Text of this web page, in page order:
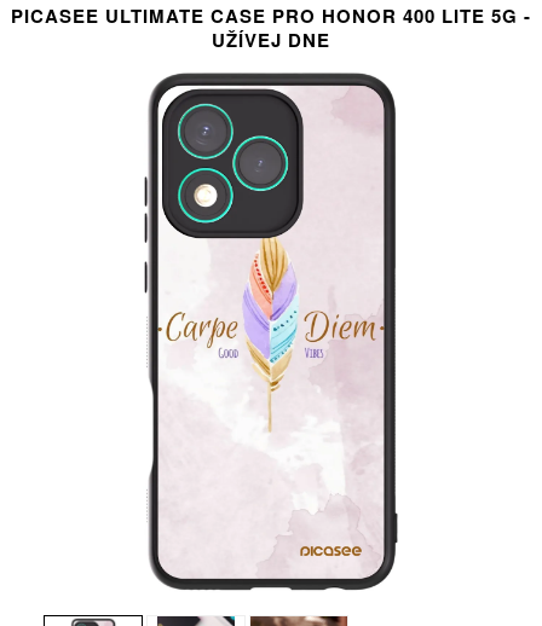
PICASEE ULTIMATE CASE PRO HONOR 400 LITE 5G -
UŽÍVEJ DNE